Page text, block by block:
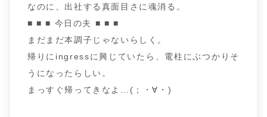
なのに、出社する真面目さに魂消る。
■ ■ ■ 今日の夫 ■ ■ ■
まだまだ本調子じゃないらしく。
帰りにingressに興じていたら、電柱にぶつかりそ
うになったらしい。
まっすぐ帰ってきなよ…(；・∀・)